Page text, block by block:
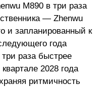
M890 в три раза
— Zhenwu
и запланированный к
года
три раза быстрее
2028 года
ритмичность